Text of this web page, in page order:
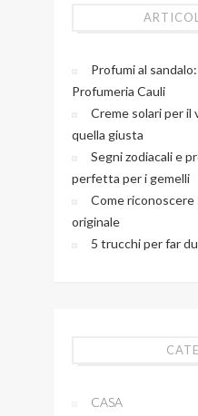
Profumi al
Profumeria Cauli
Creme solari per il
quella giusta
Segni zodiacali e
perfetta per i gemelli
Come
originale
5 trucchi per far
CASA